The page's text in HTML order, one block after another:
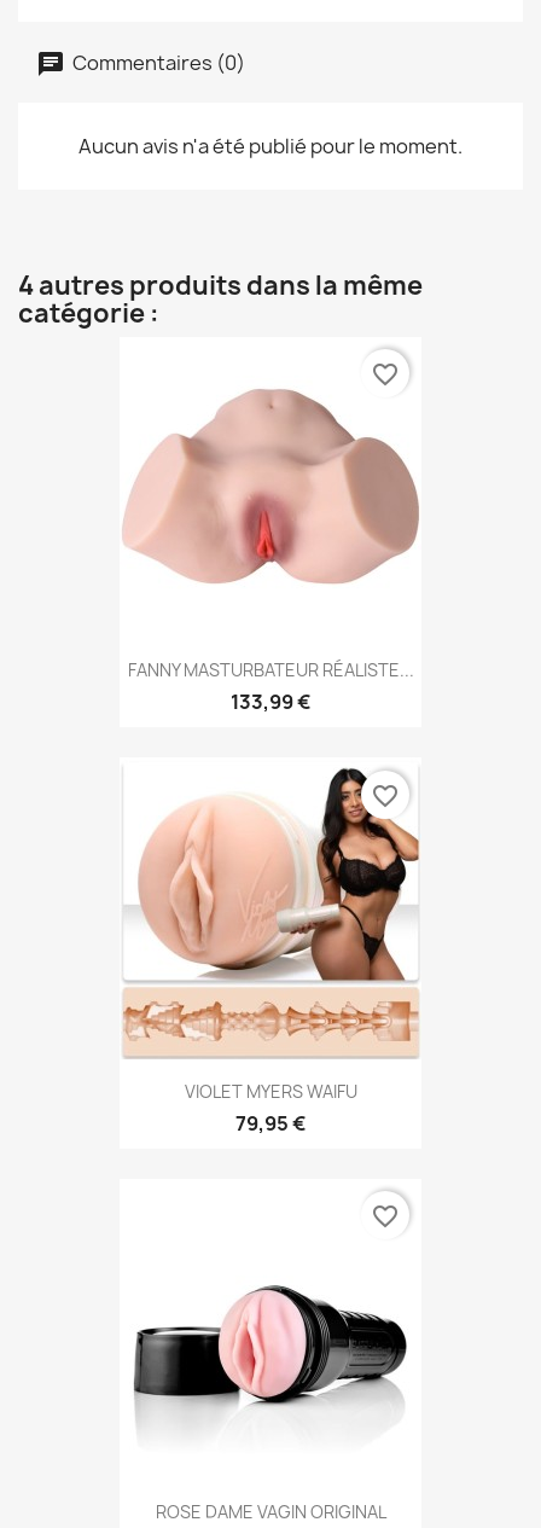
Commentaires (0)
Aucun avis n'a été publié pour le moment.
4 autres produits dans la même
catégorie :
FANNY MASTURBATEUR RÉALISTE...
133,99 €
favorite_border
VIOLET MYERS WAIFU
79,95 €
favorite_border
ROSE DAME VAGIN ORIGINAL
favorite_border